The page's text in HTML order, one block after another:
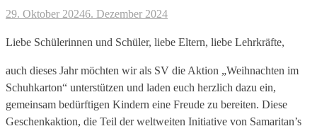
29. Oktober 20246. Dezember 2024
Liebe Schülerinnen und Schüler, liebe Eltern, liebe Lehrkräfte,
auch dieses Jahr möchten wir als SV die Aktion „Weihnachten im
Schuhkarton“ unterstützen und laden euch herzlich dazu ein,
gemeinsam bedürftigen Kindern eine Freude zu bereiten. Diese
Geschenkaktion, die Teil der weltweiten Initiative von Samaritan’s